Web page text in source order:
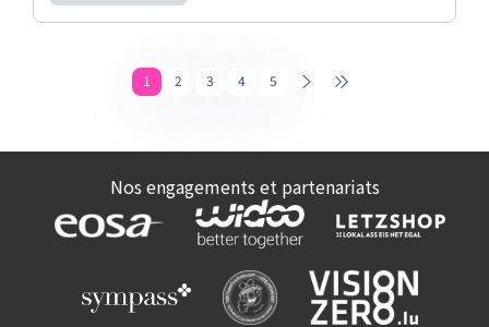
1 2 3 4 5
Nos engagements et partenariats